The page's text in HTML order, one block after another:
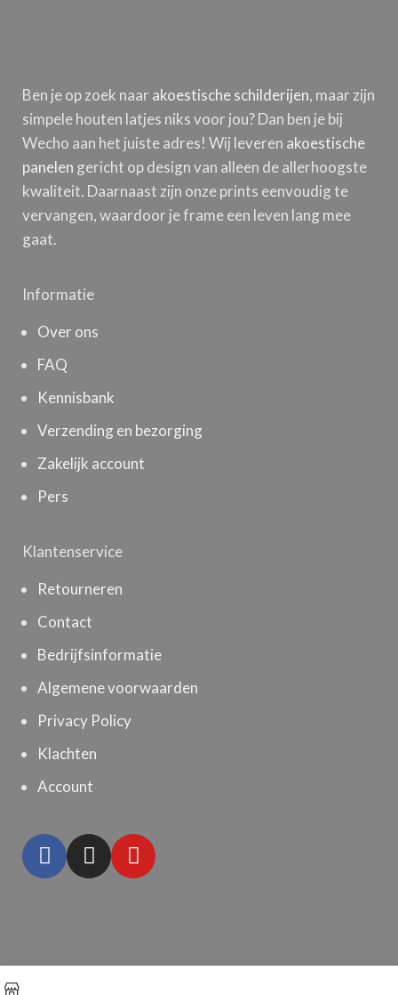
Ben je op zoek naar akoestische schilderijen, maar zijn
simpele houten latjes niks voor jou? Dan ben je bij
Wecho aan het juiste adres! Wij leveren akoestische
panelen gericht op design van alleen de allerhoogste
kwaliteit. Daarnaast zijn onze prints eenvoudig te
vervangen, waardoor je frame een leven lang mee
gaat.
Informatie
Over ons
FAQ
Kennisbank
Verzending en bezorging
Zakelijk account
Pers
Klantenservice
Retourneren
Contact
Bedrijfsinformatie
Algemene voorwaarden
Privacy Policy
Klachten
Account